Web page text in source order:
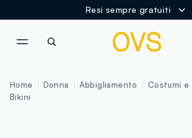
Resi sempre gratuiti
Home Donna Abbigliamento
Costumi e
Bikini